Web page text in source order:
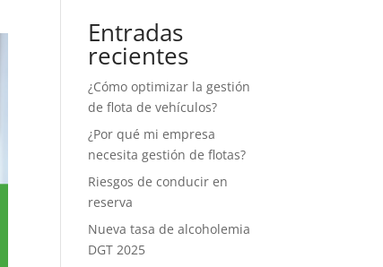
Entradas
recientes
¿Cómo optimizar la gestión
de flota de vehículos?
¿Por qué mi empresa
necesita gestión de flotas?
Riesgos de conducir en
reserva
Nueva tasa de alcoholemia
DGT 2025